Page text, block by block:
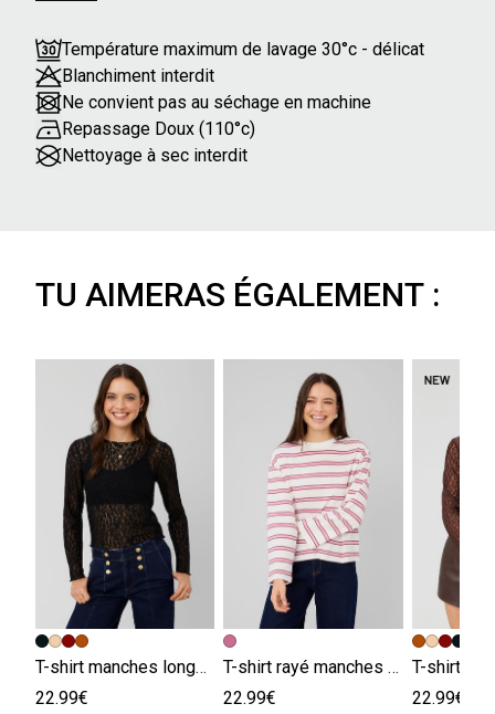
Température maximum de lavage 30°c - délicat
Blanchiment interdit
Ne convient pas au séchage en machine
Repassage Doux (110°c)
Nettoyage à sec interdit
TU AIMERAS ÉGALEMENT :
T-shirt manches longues en dentelle
22.99€
T-shirt rayé manches évasées
22.99€
22.99€